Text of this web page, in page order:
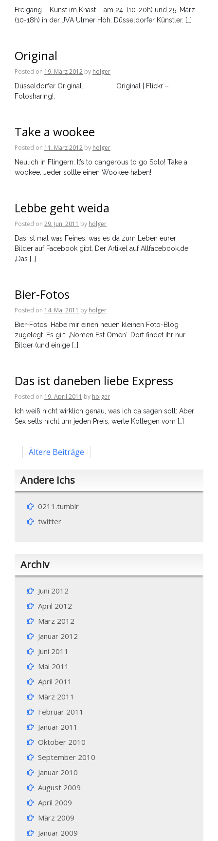
Freigang – Kunst im Knast – am 24. (10-20h) und 25. März
(10-18h) in der JVA Ulmer Höh. Düsseldorfer Künstler. […]
Original
Posted on 19. März 2012 by holger
Düsseldorfer Original. Original | Flickr –
Fotosharing!.
Take a wookee
Posted on 11. März 2012 by holger
Neulich in Flingern: It’s to dangerous to go Solo! Take a
wookee. Jeder sollte einen Wookee haben!
Lebbe geht weida
Posted on 29. Juni 2011 by holger
Das ist mal was Feines, was es da zum Leben eurer
Bilder auf Facebook gibt. Der Artikel auf Allfacebook.de
‚Das […]
Bier-Fotos
Posted on 14. Mai 2011 by holger
Bier-Fotos. Habe mir einen neuen kleinen Foto-Blog
zugelegt. Es gilt: ‚Nomen Est Omen‘. Dort findet ihr nur
Bilder (und einige […]
Das ist daneben liebe Express
Posted on 19. April 2011 by holger
Ich weiß nicht wirklich genau, was ich da sagen soll: Aber
Sex sells nicht um jeden Preis, werte Kollegen vom […]
Beitragsnavigation
Ältere Beiträge
Andere Ichs
0211.tumblr
twitter
Archiv
Juni 2012
April 2012
März 2012
Januar 2012
Juni 2011
Mai 2011
April 2011
März 2011
Februar 2011
Januar 2011
Oktober 2010
September 2010
Januar 2010
August 2009
April 2009
März 2009
Januar 2009